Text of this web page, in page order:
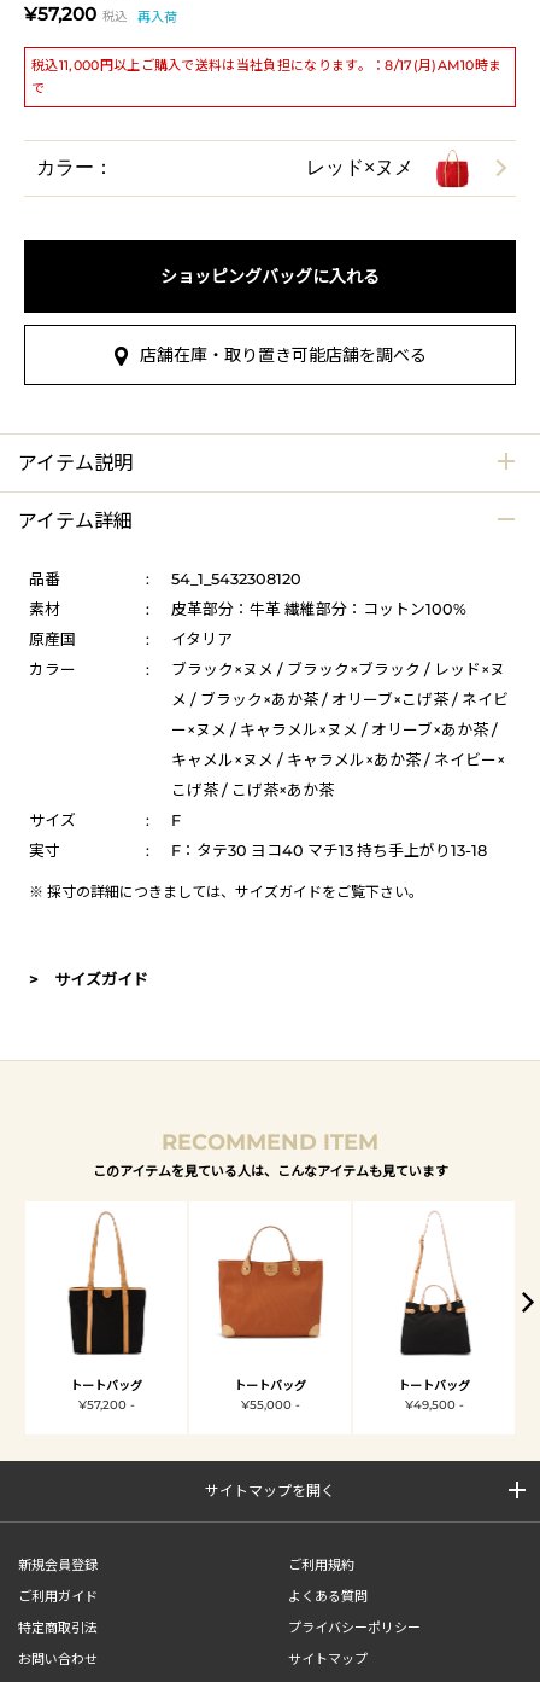
¥57,200 税込 再入荷
税込11,000円以上ご購入で送料は当社負担になります。：8/17(月)AM10時ま
で
カラー： レッド×ヌメ
ショッピングバッグに入れる
店舗在庫・取り置き可能店舗を調べる
アイテム説明
アイテム詳細
品番 :
54_1_5432308120
素材
:
皮革部分：牛革 繊維部分：コットン100%
原産国
:
イタリア
カラー
:
ブラック×ヌメ / ブラック×ブラック / レッド×ヌ
メ / ブラック×あか茶 / オリーブ×こげ茶 / ネイビ
ー×ヌメ / キャラメル×ヌメ / オリーブ×あか茶 /
キャメル×ヌメ / キャラメル×あか茶 / ネイビー×
こげ茶 / こげ茶×あか茶
サイズ
:
F
実寸
: F：タテ30 ヨコ40 マチ13 持ち手上がり13-18
※ 採寸の詳細につきましては、 サイズガイドをご覧下さい。
> サイズガイド
RECOMMEND ITEM
このアイテムを見ている人は、こんなアイテムも見ています
トートバッグ
¥57,200 -
トートバッグ
¥55,000 -
トートバッグ
¥49,500 -
サイトマップを開く
新規会員登録
ご利用規約
ご利用ガイド
よくある質問
特定商取引法
プライバシーポリシー
お問い合わせ
サイトマップ